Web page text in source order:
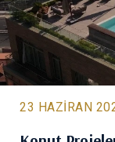
23 HAZIRAN